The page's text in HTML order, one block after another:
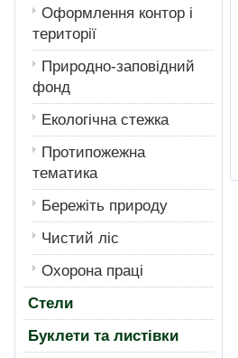
Оформлення контор і
території
Природно-заповідний
фонд
Екологiчна стежка
Протипожежна
тематика
Бережiть природу
Чистий лiс
Охорона працi
Стели
Буклети та листівки